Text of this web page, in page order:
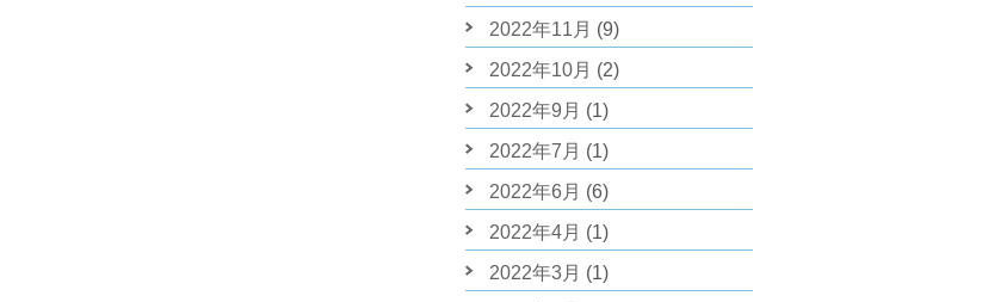
2022年11月 (9)
2022年10月 (2)
2022年9月 (1)
2022年7月 (1)
2022年6月 (6)
2022年4月 (1)
2022年3月 (1)